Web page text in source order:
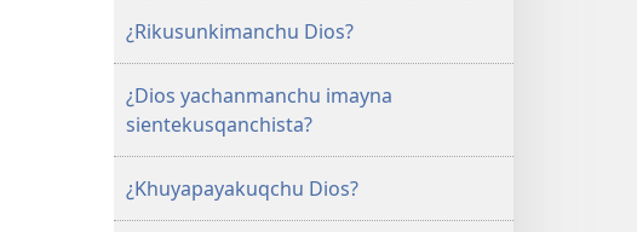
¿Rikusunkimanchu Dios?
¿Dios yachanmanchu imayna
sientekusqanchista?
¿Khuyapayakuqchu Dios?